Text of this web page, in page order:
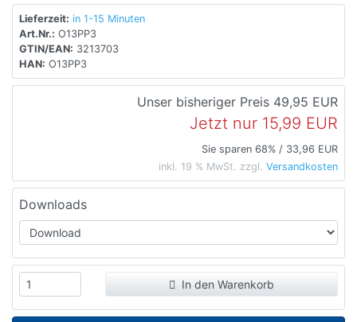
Lieferzeit: in 1-15 Minuten
Art.Nr.: O13PP3
GTIN/EAN: 3213703
HAN: O13PP3
Unser bisheriger Preis 49,95 EUR
Jetzt nur 15,99 EUR
Sie sparen 68% / 33,96 EUR
inkl. 19 % MwSt. zzgl. Versandkosten
Downloads
In den Warenkorb